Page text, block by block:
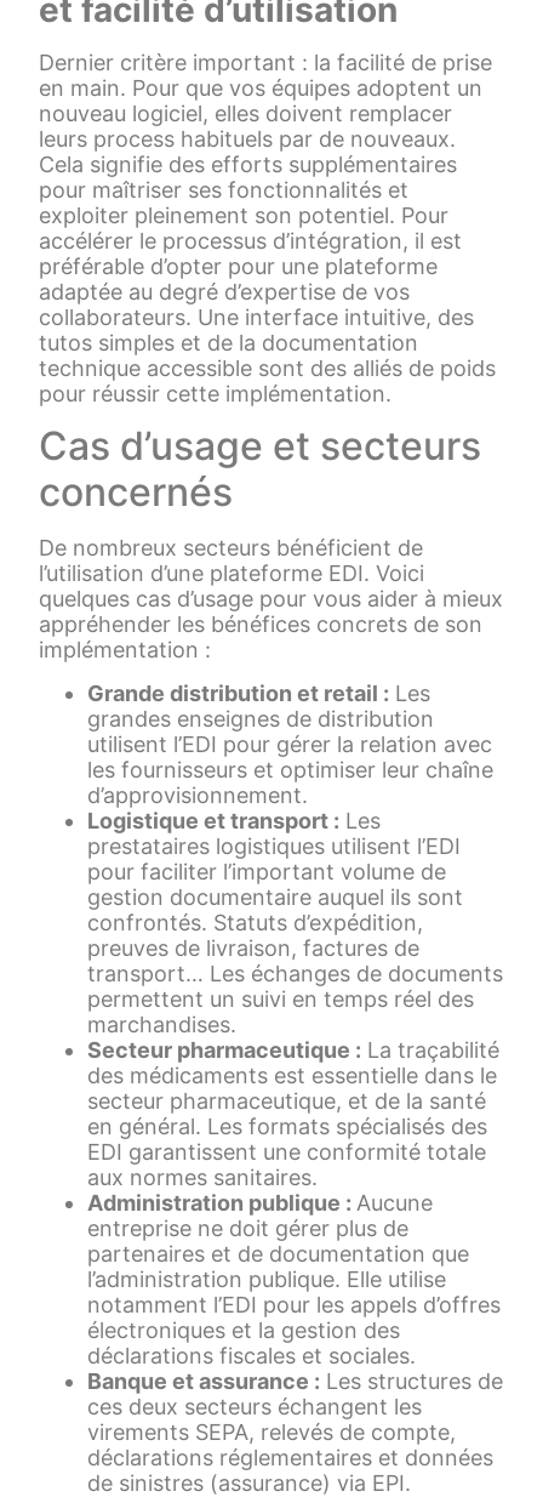
et facilité d’utilisation
Dernier critère important : la facilité de prise
en main. Pour que vos équipes adoptent un
nouveau logiciel, elles doivent remplacer
leurs process habituels par de nouveaux.
Cela signifie des efforts supplémentaires
pour maîtriser ses fonctionnalités et
exploiter pleinement son potentiel. Pour
accélérer le processus d’intégration, il est
préférable d’opter pour une plateforme
adaptée au degré d’expertise de vos
collaborateurs. Une interface intuitive, des
tutos simples et de la documentation
technique accessible sont des alliés de poids
pour réussir cette implémentation.
Cas d’usage et secteurs
concernés
De nombreux secteurs bénéficient de
l’utilisation d’une plateforme EDI. Voici
quelques cas d’usage pour vous aider à mieux
appréhender les bénéfices concrets de son
implémentation :
Grande distribution et retail : Les
grandes enseignes de distribution
utilisent l’EDI pour gérer la relation avec
les fournisseurs et optimiser leur chaîne
d’approvisionnement.
Logistique et transport : Les
prestataires logistiques utilisent l’EDI
pour faciliter l’important volume de
gestion documentaire auquel ils sont
confrontés. Statuts d’expédition,
preuves de livraison, factures de
transport… Les échanges de documents
permettent un suivi en temps réel des
marchandises.
Secteur pharmaceutique : La traçabilité
des médicaments est essentielle dans le
secteur pharmaceutique, et de la santé
en général. Les formats spécialisés des
EDI garantissent une conformité totale
aux normes sanitaires.
Administration publique : Aucune
entreprise ne doit gérer plus de
partenaires et de documentation que
l’administration publique. Elle utilise
notamment l’EDI pour les appels d’offres
électroniques et la gestion des
déclarations fiscales et sociales.
Banque et assurance : Les structures de
ces deux secteurs échangent les
virements SEPA, relevés de compte,
déclarations réglementaires et données
de sinistres (assurance) via EPI.